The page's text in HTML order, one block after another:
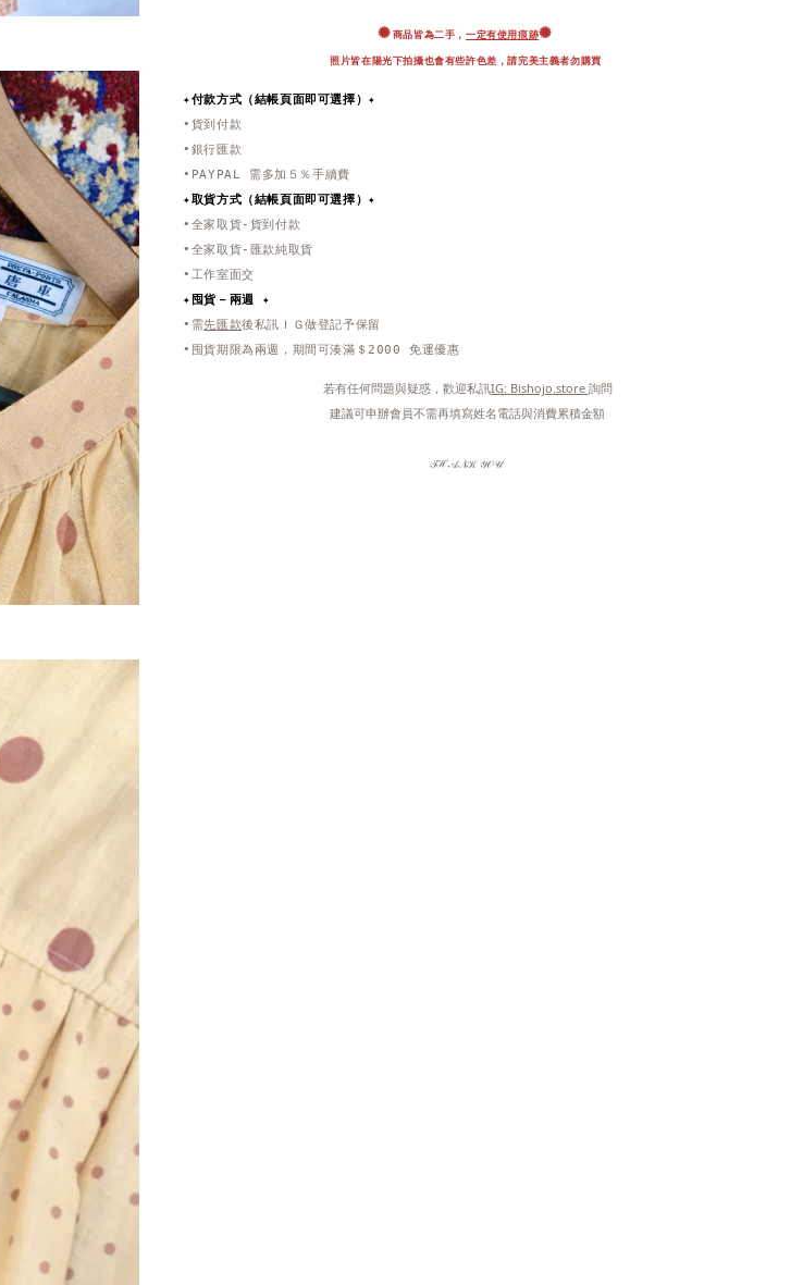
✺ 商品皆為二手，一定有使用痕跡✺
照片皆在陽光下拍攝也會有些許色差，請完美主義者勿購買
✦付款方式（結帳頁面即可選擇）✦
•貨到付款
•銀行匯款
•PAYPAL 需多加５％手續費
✦取貨方式 （結帳頁面即可選擇） ✦
•全家取貨-貨到付款
•全家取貨-匯款純取貨
•工作室面交
✦ 囤貨－兩週 ✦
•需先匯款後私訊ＩＧ做登記予保留
•囤貨期限為兩週，期間可湊滿＄2000 免運優惠
若有任何問題與疑惑，歡迎私訊IG: Bishojo.store 詢問
建議可申辦會員不需再填寫姓名電話與消費累積金額
𝒯ℋ𝒜𝒩𝒦 𝒴𝒪𝒰